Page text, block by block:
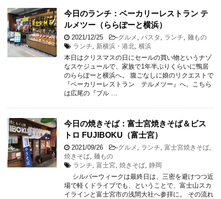
今日のランチ：ベーカリーレストラン テ
ルメツー（ららぽーと横浜）
2021/12/25 -グルメ , パスタ , ランチ, 麺もの
ランチ, 新横浜・港北, 横浜
本日はクリスマスの日にセールの買い物というナゾ
なスケジュールで、家族で1年半ぶりくらいに鴨居
のららぽーと横浜へ。 腹ごなしに娘のリクエストで
『ベーカリーレストラン テルメツー』へ。こちら
は広尾の『ブル …
今日の焼きそば：富士宮焼きそば＆ビス
トロ FUJIBOKU（富士宮）
2021/09/26 -グルメ , ランチ, 富士宮焼きそば,
焼きそば, 麺もの
ランチ, 富士宮, 焼きそば, 静岡
シルバーウィークは最終日は、三密を避けつつ近
場で軽くドライブでも、ということで、富士山スカ
イラインと富士宮市の浅間大社へ参拝に。 その流れ